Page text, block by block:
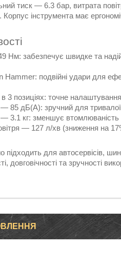
тиск — 6.3 бар, витрата
інструмента має
забезпечує швидке та
подвійні удари для
3 позиціях: точне
85 дБ(А): зручний для тривалої
— 3.1 кг: зменшує
— 127 л/хв (зниження на
підходить для автосервісів,
довговічності та зручності